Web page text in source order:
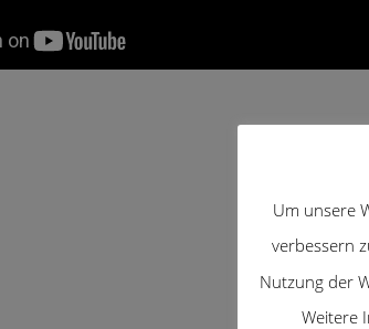
Um unsere
verbessern
Nutzung der
Weitere